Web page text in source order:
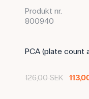
Produkt nr.
800940
PCA (plate count
126,00 SEK